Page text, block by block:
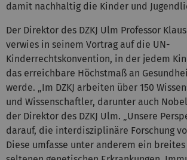
damit nachhaltig die Kinder und
Der Direktor des DZKJ Ulm Professor
verwies in seinem Vortrag auf die UN-
Kinderrechtskonvention, in der jedem
das erreichbare Höchstmaß an
werde. „Im DZKJ arbeiten über 150
und Wissenschaftler, darunter auch
der Direktor des DZKJ Ulm. „Unsere
darauf, die interdisziplinäre Forschung
Diese umfasse unter anderem ein